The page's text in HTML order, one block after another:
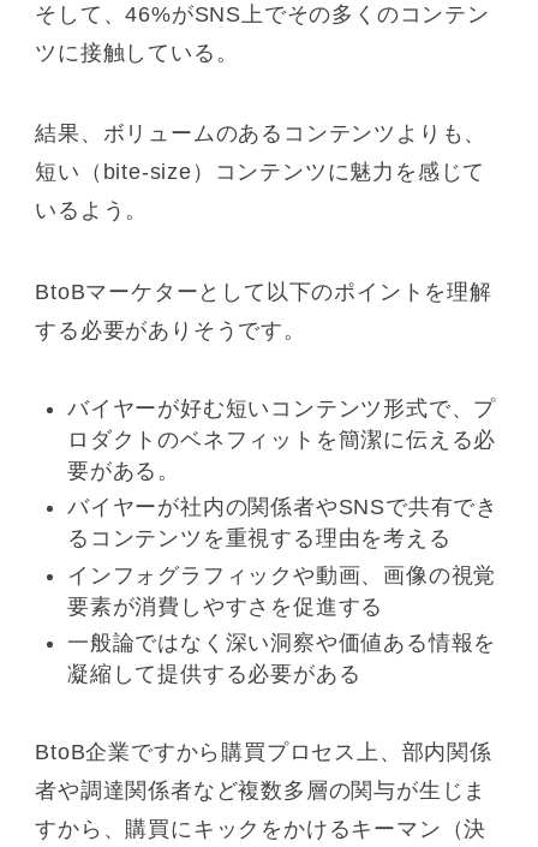
そして、46%がSNS上でその多くのコンテン
ツに接触している。
結果、ボリュームのあるコンテンツよりも、
短い（bite-size）コンテンツに魅力を感じて
いるよう。
BtoBマーケターとして以下のポイントを理解
する必要がありそうです。
バイヤーが好む短いコンテンツ形式で、プ
ロダクトのベネフィットを簡潔に伝える必
要がある。
バイヤーが社内の関係者やSNSで共有でき
るコンテンツを重視する理由を考える
インフォグラフィックや動画、画像の視覚
要素が消費しやすさを促進する
一般論ではなく深い洞察や価値ある情報を
凝縮して提供する必要がある
BtoB企業ですから購買プロセス上、部内関係
者や調達関係者など複数多層の関与が生じま
すから、購買にキックをかけるキーマン（決